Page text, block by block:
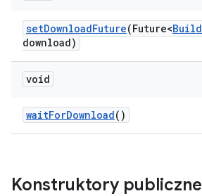
setDownloadFuture(Future<Build
download)
void
waitForDownload()
Konstruktory publiczne